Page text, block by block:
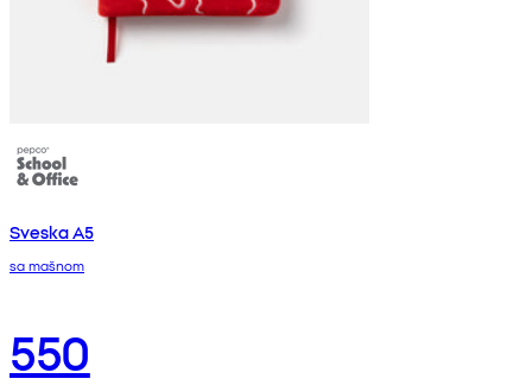
Sveska A5
sa mašnom
550